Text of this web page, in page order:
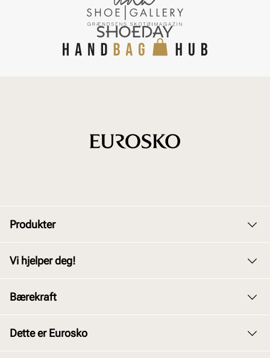
Produkter
Barn
Vi hjelper deg!
Kjøpsbetingelser
Bærekraft
Dette er Eurosko